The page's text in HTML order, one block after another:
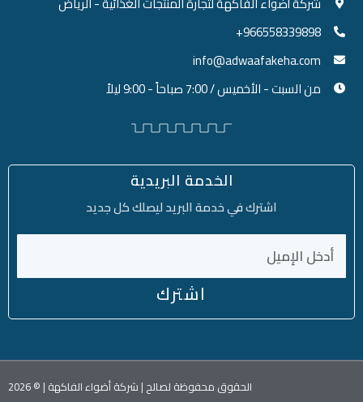
966558339898+
info@adwaafakeha.com
من السبت - الأخميس / 7:00 صباحاً - 9:00 ليلاً
الخدمة البريدية
اشترك في خدمة البريد ليصلك كل جديد
اشترك
الحقوق محفوظة لصالح | شركة أضواء الفاكهة | © 2026